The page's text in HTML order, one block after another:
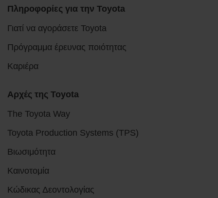
Πληροφορίες για την Toyota
Γιατί να αγοράσετε Toyota
Πρόγραμμα έρευνας ποιότητας
Καριέρα
Αρχές της Toyota
The Toyota Way
Toyota Production Systems (TPS)
Βιωσιμότητα
Καινοτομία
Κώδικας Δεοντολογίας